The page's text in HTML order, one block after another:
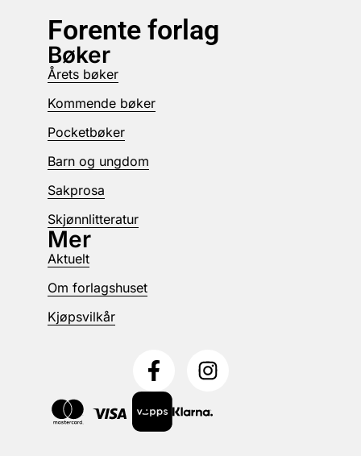
Forente forlag
Bøker
Årets bøker
Kommende bøker
Pocketbøker
Barn og ungdom
Sakprosa
Skjønnlitteratur
Mer
Aktuelt
Om forlagshuset
Kjøpsvilkår